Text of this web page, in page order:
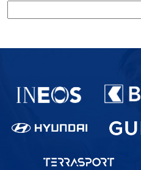
Partenaires du lausanne-Sport